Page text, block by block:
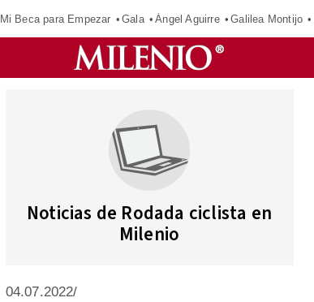
Mi Beca para Empezar Gala Ángel Aguirre Galilea Montijo
Noticias de Rodada ciclista en
Milenio
04.07.2022/